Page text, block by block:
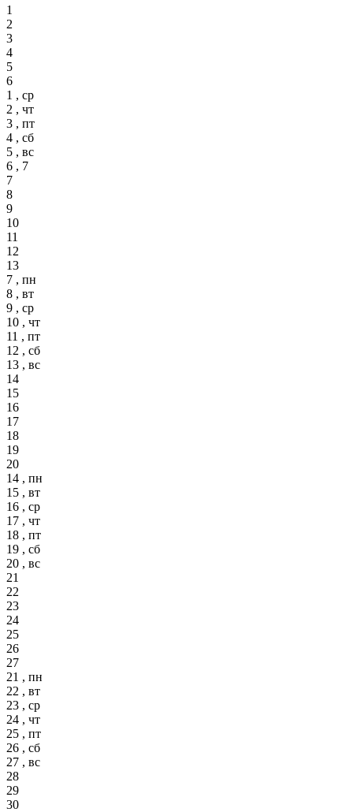
1
2
3
4
5
6
1 , ср
2 , чт
3 , пт
4 , сб
5 , вс
6 , 7
7
8
9
10
11
12
13
7 , пн
8 , вт
9 , ср
10 , чт
11 , пт
12 , сб
13 , вс
14
15
16
17
18
19
20
14 , пн
15 , вт
16 , ср
17 , чт
18 , пт
19 , сб
20 , вс
21
22
23
24
25
26
27
21 , пн
22 , вт
23 , ср
24 , чт
25 , пт
26 , сб
27 , вс
28
29
30